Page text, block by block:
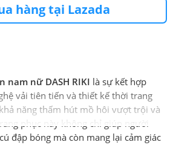
hàng tại Lazada
nam nữ DASH RIKI là sự kết hợp
vải tiên tiến và thiết kế thời trang
năng thấm hút mồ hôi vượt trội và
phục này không chỉ giúp người
đập bóng mà còn mang lại cảm giác